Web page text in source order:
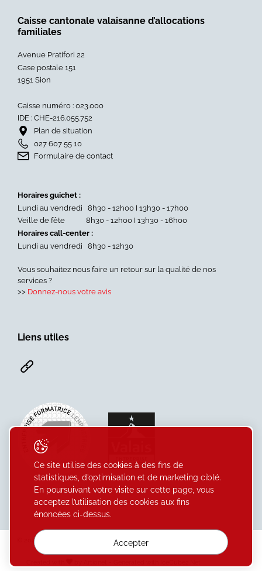
Caisse cantonale valaisanne d’allocations
familiales
Avenue Pratifori 22
Case postale 151
1951 Sion
Caisse numéro : 023.000
IDE : CHE-216.055.752
Plan de situation
027 607 55 10
Formulaire de contact
Horaires guichet :
Lundi au vendredi 8h30 - 12h00 I 13h30 - 17h00
Veille de fête 8h30 - 12h00 I 13h30 - 16h00
Horaires call-center :
Lundi au vendredi 8h30 - 12h30
Vous souhaitez nous faire un retour sur la qualité de nos
services ?
>> Donnez-nous votre avis
Liens utiles
© 2026 Caisse cantonale valaisanne d’allocations familiales CIVAF.
Tous droits réservés
Ce site utilise des cookies à des fins de
statistiques, d’optimisation et de marketing ciblé.
En poursuivant votre visite sur cette page, vous
acceptez l’utilisation des cookies aux fins
énoncées ci-dessus.
Accepter